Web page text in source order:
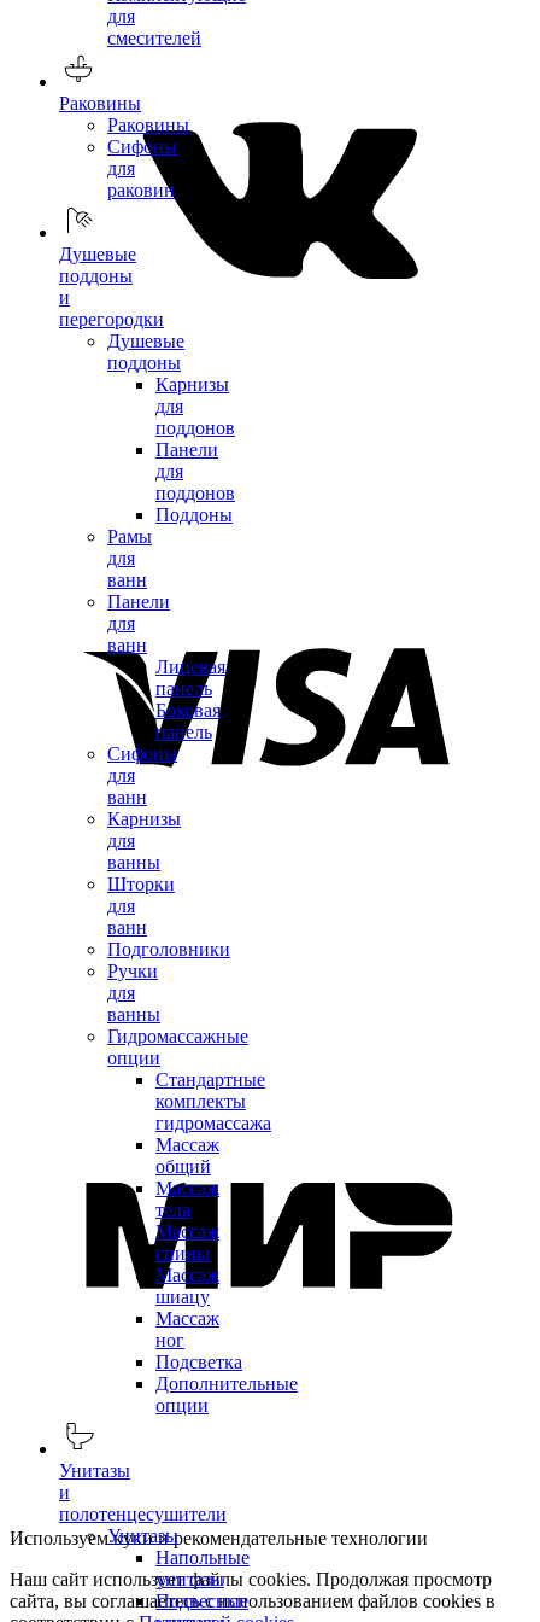
для
смесителей
Раковины
Раковины
Сифоны
для
раковин
Душевые
поддоны
и
перегородки
Душевые
поддоны
Карнизы
для
поддонов
Панели
для
поддонов
Поддоны
Рамы
для
ванн
Панели
для
ванн
Лицевая
панель
Боковая
панель
Сифоны
для
ванн
Карнизы
для
ванны
Шторки
для
ванн
Подголовники
Ручки
для
ванны
Гидромассажные
опции
Стандартные
комплекты
гидромассажа
Массаж
общий
Массаж
тела
Массаж
спины
Массаж
шиацу
Массаж
ног
Подсветка
Дополнительные
опции
Унитазы
и
полотенцесушители
Унитазы
Напольные
унитазы
Подвесные
Используем куки и рекомендательные технологии
Наш сайт использует файлы cookies. Продолжая просмотр
сайта, вы соглашаетесь с использованием файлов cookies в